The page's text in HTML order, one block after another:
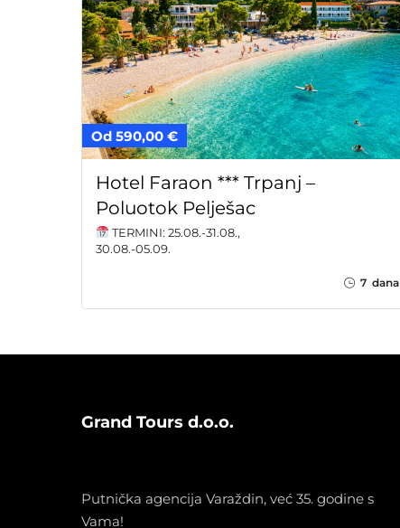
Od 590,00 €
Hotel Faraon *** Trpanj –
Poluotok Pelješac
TERMINI: 25.08.-31.08.,
30.08.-05.09.
7 dana
Grand Tours d.o.o.
Putnička agencija Varaždin, već 35. godine s
Vama!